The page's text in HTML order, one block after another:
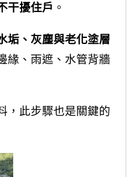
干擾住戶 。
垢、灰塵與老化塗層
緣、雨遮、水管背牆
，此步驟也是關鍵的